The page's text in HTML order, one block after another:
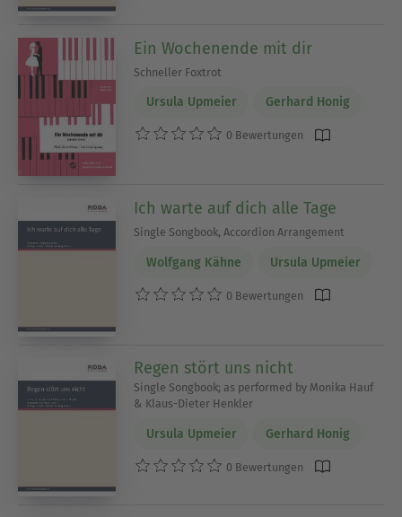
Ein Wochenende mit dir
Schneller Foxtrot
Ursula Upmeier Gerhard Honig
0 Bewertungen
Ich warte auf dich alle Tage
Single Songbook, Accordion Arrangement
Wolfgang Kähne Ursula Upmeier
0 Bewertungen
Regen stört uns nicht
Single Songbook; as performed by Monika Hauf
& Klaus-Dieter Henkler
Ursula Upmeier Gerhard Honig
0 Bewertungen